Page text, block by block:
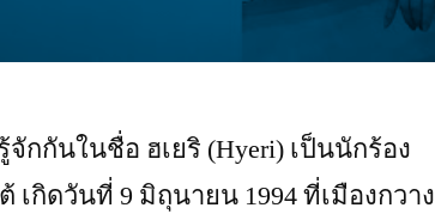
กกันในชื่อ ฮเยริ (Hyeri) เป็นนักร้อง
กิดวันที่ 9 มิถุนายน 1994 ที่เมืองกวาง